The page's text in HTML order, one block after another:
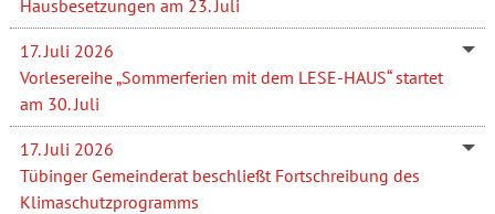
Hausbesetzungen am 23. Juli
17. Juli 2026
Vorlesereihe „Sommerferien mit dem LESE-HAUS“ startet
am 30. Juli
17. Juli 2026
Tübinger Gemeinderat beschließt Fortschreibung des
Klimaschutzprogramms